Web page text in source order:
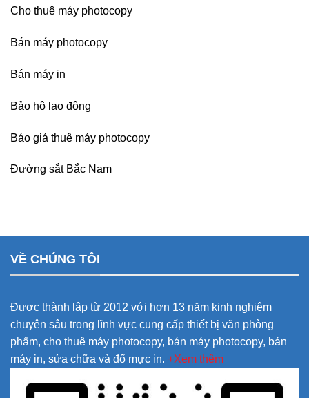
Cho thuê máy photocopy
Bán máy photocopy
Bán máy in
Bảo hộ lao động
Báo giá thuê máy photocopy
Đường sắt Bắc Nam
VỀ CHÚNG TÔI
Được thành lập từ 2012 với hơn 13 năm kinh nghiệm
chuyên sâu trong lĩnh vực cung cấp thiết bị văn phòng
phẩm, cho thuê máy photocopy, bán máy photocopy, bán
máy in, sửa chữa và đổ mực in. +Xem thêm